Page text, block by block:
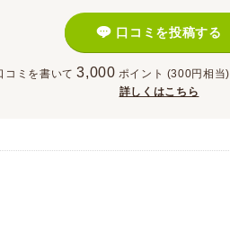
口コミを投稿する
コミを書いて 3,000 ポイント (300円相当)
詳しくはこちら